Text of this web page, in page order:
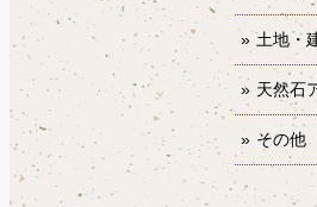
土地・
天然石
その他